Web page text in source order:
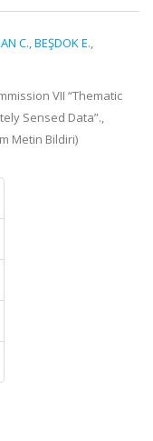
C.,BEŞDOK E.,
VII “Thematic
Sensed Data”.,
Metin Bildiri)